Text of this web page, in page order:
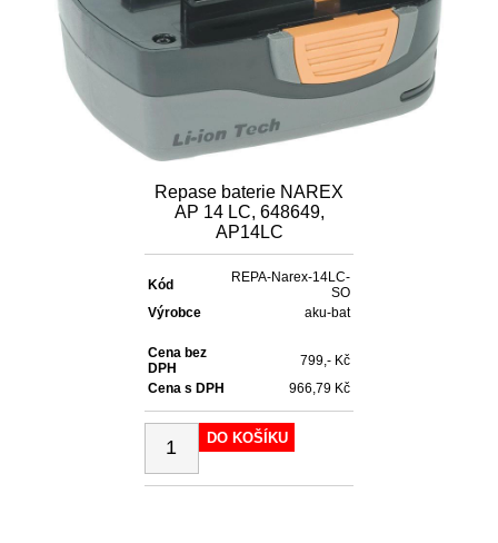
Repase baterie NAREX
AP 14 LC, 648649,
AP14LC
Kód
REPA-Narex-14LC-
SO
Výrobce
aku-bat
Cena bez
DPH
799,- Kč
Cena s DPH
966,79 Kč
DO KOŠÍKU